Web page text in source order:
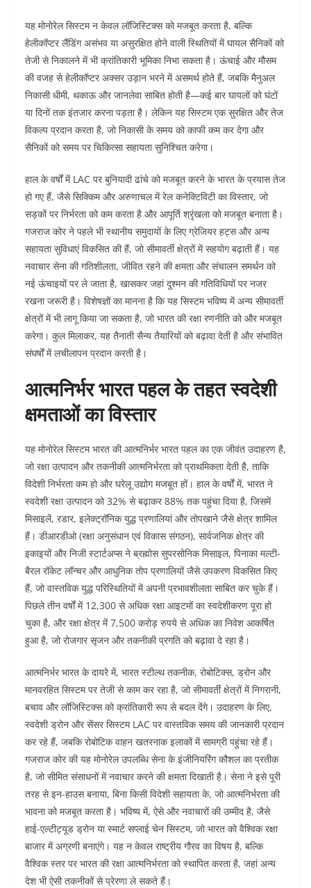
यह मोनोरेल सिस्टम न केवल लॉजिस्टिक्स को मजबूत करता है, बल्कि
हेलीकॉप्टर लैंडिंग असंभव या असुरक्षित होने वाली स्थितियों में घायल सैनिकों को
तेजी से निकालने में भी क्रांतिकारी भूमिका निभा सकता है। ऊंचाई और मौसम
की वजह से हेलीकॉप्टर अक्सर उड़ान भरने में असमर्थ होते हैं, जबकि मैनुअल
निकासी धीमी, थकाऊ और जानलेवा साबित होती है—कई बार घायलों को घंटों
या दिनों तक इंतजार करना पड़ता है। लेकिन यह सिस्टम एक सुरक्षित और तेज
विकल्प प्रदान करता है, जो निकासी के समय को काफी कम कर देगा और
सैनिकों को समय पर चिकित्सा सहायता सुनिश्चित करेगा।​​
हाल के वर्षों में LAC पर बुनियादी ढांचे को मजबूत करने के भारत के प्रयास तेज
हो गए हैं, जैसे सिक्किम और अरुणाचल में रेल कनेक्टिविटी का विस्तार, जो
सड़कों पर निर्भरता को कम करता है और आपूर्ति श्रृंखला को मजबूत बनाता है।
गजराज कोर ने पहले भी स्थानीय समुदायों के लिए ग्रेजियर हट्स और अन्य
सहायता सुविधाएं विकसित की हैं, जो सीमावर्ती क्षेत्रों में सहयोग बढ़ाती हैं। यह
नवाचार सेना की गतिशीलता, जीवित रहने की क्षमता और संचालन समर्थन को
नई ऊंचाइयों पर ले जाता है, खासकर जहां दुश्मन की गतिविधियों पर नजर
रखना जरूरी है। विशेषज्ञों का मानना है कि यह सिस्टम भविष्य में अन्य सीमावर्ती
क्षेत्रों में भी लागू किया जा सकता है, जो भारत की रक्षा रणनीति को और मजबूत
करेगा। कुल मिलाकर, यह तैनाती सैन्य तैयारियों को बढ़ावा देती है और संभावित
संघर्षों में लचीलापन प्रदान करती है।​​
आत्मनिर्भर भारत पहल के तहत स्वदेशी
क्षमताओं का विस्तार
यह मोनोरेल सिस्टम भारत की आत्मनिर्भर भारत पहल का एक जीवंत उदाहरण है,
जो रक्षा उत्पादन और तकनीकी आत्मनिर्भरता को प्राथमिकता देती है, ताकि
विदेशी निर्भरता कम हो और घरेलू उद्योग मजबूत हों। हाल के वर्षों में, भारत ने
स्वदेशी रक्षा उत्पादन को 32% से बढ़ाकर 88% तक पहुंचा दिया है, जिसमें
मिसाइलें, रडार, इलेक्ट्रॉनिक युद्ध प्रणालियां और तोपखाने जैसे क्षेत्र शामिल
हैं। डीआरडीओ (रक्षा अनुसंधान एवं विकास संगठन), सार्वजनिक क्षेत्र की
इकाइयों और निजी स्टार्टअप्स ने ब्रह्मोस सुपरसोनिक मिसाइल, पिनाका मल्टी-
बैरल रॉकेट लॉन्चर और आधुनिक तोप प्रणालियों जैसे उपकरण विकसित किए
हैं, जो वास्तविक युद्ध परिस्थितियों में अपनी प्रभावशीलता साबित कर चुके हैं।
पिछले तीन वर्षों में 12,300 से अधिक रक्षा आइटमों का स्वदेशीकरण पूरा हो
चुका है, और रक्षा क्षेत्र में 7,500 करोड़ रुपये से अधिक का निवेश आकर्षित
हुआ है, जो रोजगार सृजन और तकनीकी प्रगति को बढ़ावा दे रहा है।​
आत्मनिर्भर भारत के दायरे में, भारत स्टील्थ तकनीक, रोबोटिक्स, ड्रोन और
मानवरहित सिस्टम पर तेजी से काम कर रहा है, जो सीमावर्ती क्षेत्रों में निगरानी,
बचाव और लॉजिस्टिक्स को क्रांतिकारी रूप से बदल देंगे। उदाहरण के लिए,
स्वदेशी ड्रोन और सेंसर सिस्टम LAC पर वास्तविक समय की जानकारी प्रदान
कर रहे हैं, जबकि रोबोटिक वाहन खतरनाक इलाकों में सामग्री पहुंचा रहे हैं।
गजराज कोर की यह मोनोरेल उपलब्धि सेना के इंजीनियरिंग कौशल का प्रतीक
है, जो सीमित संसाधनों में नवाचार करने की क्षमता दिखाती है। सेना ने इसे पूरी
तरह से इन-हाउस बनाया, बिना किसी विदेशी सहायता के, जो आत्मनिर्भरता की
भावना को मजबूत करता है। भविष्य में, ऐसे और नवाचारों की उम्मीद है, जैसे
हाई-एल्टीट्यूड ड्रोन या स्मार्ट सप्लाई चेन सिस्टम, जो भारत को वैश्विक रक्षा
बाजार में अग्रणी बनाएंगे। यह न केवल राष्ट्रीय गौरव का विषय है, बल्कि
वैश्विक स्तर पर भारत की रक्षा आत्मनिर्भरता को स्थापित करता है, जहां अन्य
देश भी ऐसी तकनीकों से प्रेरणा ले सकते हैं।